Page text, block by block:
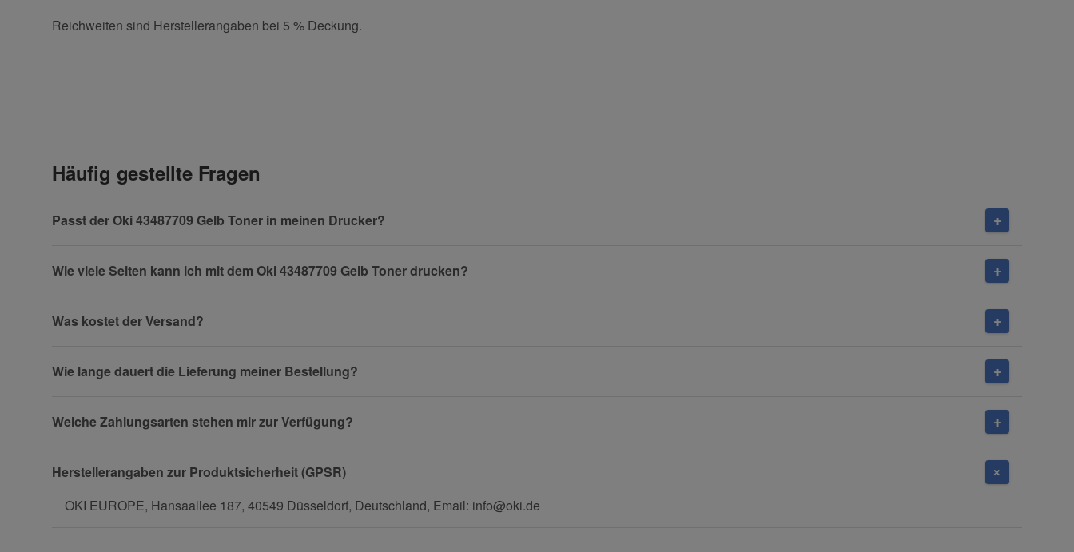
Reichweiten sind Herstellerangaben bei 5 % Deckung.
Telefon
Häufig gestellte Fragen
Passt der Oki 43487709 Gelb Toner in meinen Drucker?
Wie viele Seiten kann ich mit dem Oki 43487709 Gelb Toner drucken?
Was kostet der Versand?
Wie lange dauert die Lieferung meiner Bestellung?
Welche Zahlungsarten stehen mir zur Verfügung?
Herstellerangaben zur Produktsicherheit (GPSR)
OKI EUROPE, Hansaallee 187, 40549 Düsseldorf, Deutschland, Email: info@oki.de